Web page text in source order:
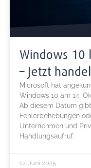
Windows 10
– Jetzt
Microsoft hat
Windows 10 am 14.
Ab diesem Datum
Fehlerbehebungen
Unternehmen und
Handlungsaufruf.
12. Juni 2025